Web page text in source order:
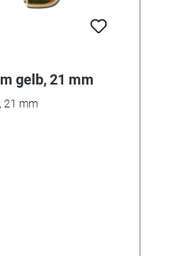
gelb, 21 mm
21 mm